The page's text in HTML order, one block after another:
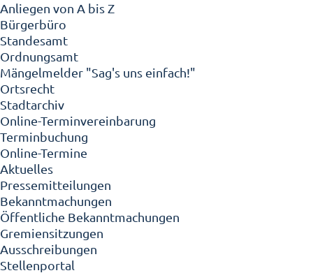
Anliegen von A bis Z
Bürgerbüro
Standesamt
Ordnungsamt
Mängelmelder "Sag's uns einfach!"
Ortsrecht
Stadtarchiv
Online-Terminvereinbarung
Terminbuchung
Online-Termine
Aktuelles
Pressemitteilungen
Bekanntmachungen
Öffentliche Bekanntmachungen
Gremiensitzungen
Ausschreibungen
Stellenportal